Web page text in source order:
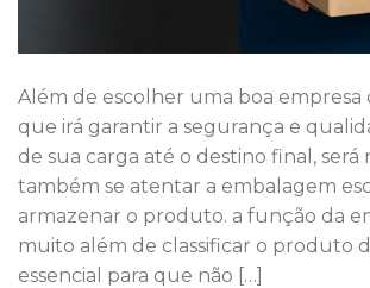
Além de escolher uma boa empresa
que irá garantir a segurança e
de sua carga até o destino final, será
também se atentar a embalagem
armazenar o produto. a função da
muito além de classificar o produto
essencial para que não […]